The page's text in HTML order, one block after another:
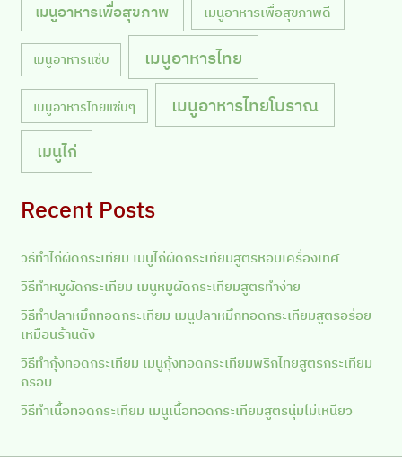
เมนูอาหารเพื่อสุขภาพ เมนูอาหารเพื่อสุขภาพดี
เมนูอาหารแซ่บ เมนูอาหารไทย
เมนูอาหารไทยแซ่บๆ เมนูอาหารไทยโบราณ
เมนูไก่
Recent Posts
วิธีทำไก่ผัดกระเทียม เมนูไก่ผัดกระเทียมสูตรหอมเครื่องเทศ
วิธีทำหมูผัดกระเทียม เมนูหมูผัดกระเทียมสูตรทำง่าย
วิธีทำปลาหมึกทอดกระเทียม เมนูปลาหมึกทอดกระเทียมสูตรอร่อย
เหมือนร้านดัง
วิธีทำกุ้งทอดกระเทียม เมนูกุ้งทอดกระเทียมพริกไทยสูตรกระเทียม
กรอบ
วิธีทำเนื้อทอดกระเทียม เมนูเนื้อทอดกระเทียมสูตรนุ่มไม่เหนียว